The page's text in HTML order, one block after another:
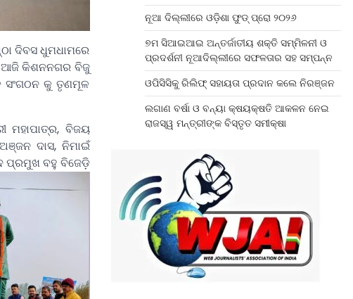
ଦିବସ ଧୁମଧାମରେ
ଆଜି କିଶନନଗର ବିଜୁ
ସଂଗଠନ କୁ ତୃଣମୂଳ
ବିଜୟ
ଦାସ, ନିମାଇଁ
ପ୍ରମୁଖ ବହୁ ବିଜେଡ଼ି
ନୂଆ ଦିଲ୍ଲୀରେ ଓଡ଼ିଶା ଫୁଡ୍ ପ୍ରୋ ୨୦୨୬
୭ମ ସିଆଇଆଇ ଅନ୍ତର୍ଜାତୀୟ ଶକ୍ତି ସମ୍ମିଳନୀ ଓ
ପ୍ରଦର୍ଶନୀ ନୂଆଦିଲ୍ଲୀରେ ସଫଳତାର ସହ ସମ୍ପନ୍ନ
ଓପିସିସିକୁ ରିଲିଫ୍ ସହାୟତା ପ୍ରଦାନ କଲେ ନିରଞ୍ଜନ
ଲଗାଣ ବର୍ଷା ଓ ବନ୍ୟା କ୍ଷୟକ୍ଷତି ଆକଳନ ନେଇ
ରାଜସ୍ୱ ମନ୍ତ୍ରୀଙ୍କ ବିସ୍ତୃତ ସମୀକ୍ଷା